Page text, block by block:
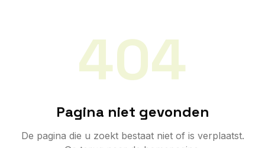
404
Pagina niet gevonden
De pagina die u zoekt bestaat niet of is verplaatst.